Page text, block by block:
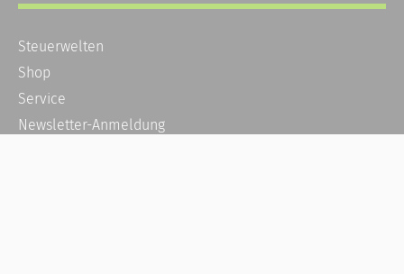
Steuerwelten
Shop
Service
Newsletter-Anmeldung